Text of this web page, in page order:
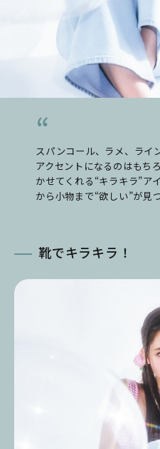
スパンコール、ラメ、ライ
アクセントになるのはもち
かせてくれる“キラキラ”
から小物まで“欲しい”が見
靴でキラキラ！